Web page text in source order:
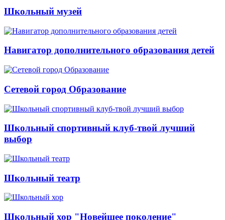
Школьный музей
Навигатор дополнительного образования детей
Сетевой город Образование
Школьный спортивный клуб-твой лучший
выбор
Школьный театр
Школьный хор "Новейшее поколение"